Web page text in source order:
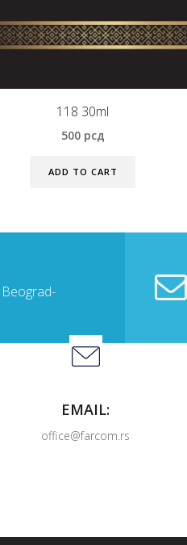
118 30ml
500 рсд
ADD TO CART
Beograd-
EMAIL:
office@farcom.rs